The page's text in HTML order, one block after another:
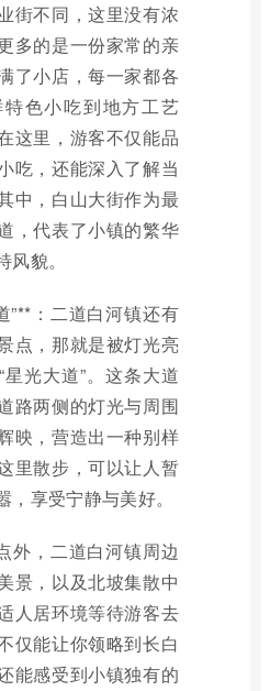
街不同，这里没有浓
多的是一份家常的亲
了小店，每一家都各
色小吃到地方工艺
这里，游客不仅能品
吃，还能深入了解当
中，白山大街作为最
，代表了小镇的繁华
貌。
”**：二道白河镇还有
点，那就是被灯光亮
光大道”。这条大道
路两侧的灯光与周围
映，营造出一种别样
里散步，可以让人暂
享受宁静与美好。
外，二道白河镇周边
景，以及北坡集散中
人居环境等待游客去
仅能让你领略到长白
能感受到小镇独有的